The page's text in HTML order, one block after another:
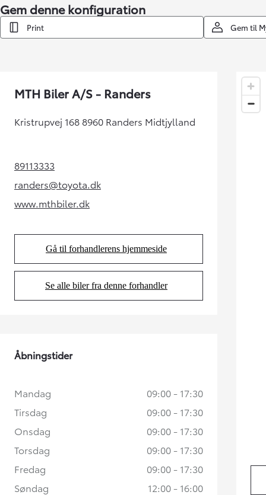
Gem denne konfiguration
Print Gem til
MTH Biler A/S - Randers
Kristrupvej 168 8960 Randers Midtjylland
89113333(Opens in new tab)
randers@toyota.dk
(Opens in new tab)
www.mthbiler.dk(Opens in new tab)
Gå til forhandlerens hjemmeside
(Opens in new tab)
Se alle biler fra denne forhandler
(Opens in new tab)
Åbningstider
Mandag
09:00 - 17:30
Tirsdag
09:00 - 17:30
Onsdag
09:00 - 17:30
Torsdag
09:00 - 17:30
Fredag
09:00 - 17:30
Søndag
12:00 - 16:00